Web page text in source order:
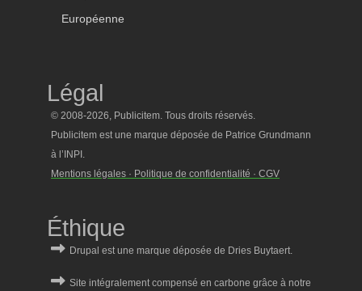
Européenne
Légal
© 2008-2026, Publicitem. Tous droits réservés.
Publicitem est une marque déposée de Patrice Grundmann
à l’INPI.
Mentions légales · Politique de confidentialité · CGV
Éthique